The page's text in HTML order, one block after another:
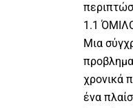
1.1
Μια
χρονικά
ένα